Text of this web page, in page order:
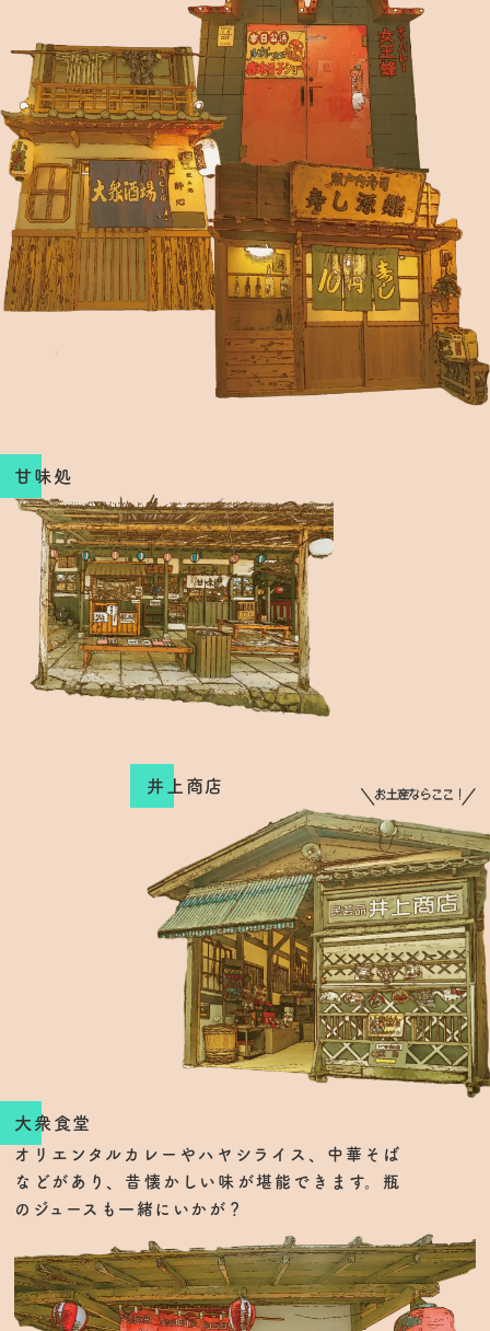
甘味処
井上商店
大衆食堂
オリエンタルカレーやハヤシライス、中華そば
などがあり、昔懐かしい味が堪能できます。瓶
のジュースも一緒にいかが？